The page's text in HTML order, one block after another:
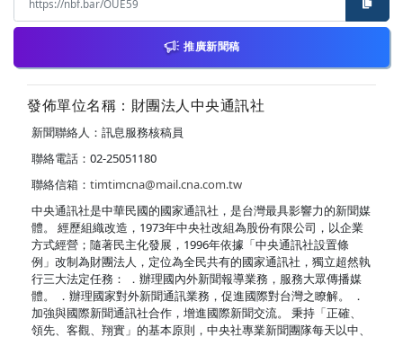
推廣新聞稿
發佈單位名稱：財團法人中央通訊社
新聞聯絡人：訊息服務核稿員
聯絡電話：02-25051180
聯絡信箱： timtimcna@mail.cna.com.tw
中央通訊社是中華民國的國家通訊社，是台灣最具影響力的新聞媒
體。 經歷組織改造，1973年中央社改組為股份有限公司，以企業
方式經營；隨著民主化發展，1996年依據「中央通訊社設置條
例」改制為財團法人，定位為全民共有的國家通訊社，獨立超然執
行三大法定任務： ．辦理國內外新聞報導業務，服務大眾傳播媒
體。 ．辦理國家對外新聞通訊業務，促進國際對台灣之瞭解。 ．
加強與國際新聞通訊社合作，增進國際新聞交流。 秉持「正確、
領先、客觀、翔實」的基本原則，中央社專業新聞團隊每天以中、